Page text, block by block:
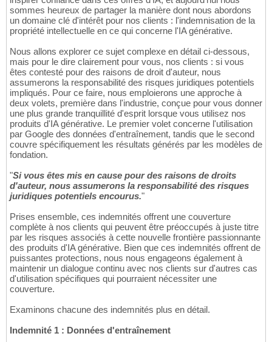
sommes heureux de partager la manière dont nous abordons
un domaine clé d'intérêt pour nos clients : l'indemnisation de la
propriété intellectuelle en ce qui concerne l'IA générative.
Nous allons explorer ce sujet complexe en détail ci-dessous,
mais pour le dire clairement pour vous, nos clients : si vous
êtes contesté pour des raisons de droit d'auteur, nous
assumerons la responsabilité des risques juridiques potentiels
impliqués. Pour ce faire, nous emploierons une approche à
deux volets, première dans l'industrie, conçue pour vous donner
une plus grande tranquillité d'esprit lorsque vous utilisez nos
produits d'IA générative. Le premier volet concerne l'utilisation
par Google des données d'entraînement, tandis que le second
couvre spécifiquement les résultats générés par les modèles de
fondation.
"Si vous êtes mis en cause pour des raisons de droits
d'auteur, nous assumerons la responsabilité des risques
juridiques potentiels encourus."
Prises ensemble, ces indemnités offrent une couverture
complète à nos clients qui peuvent être préoccupés à juste titre
par les risques associés à cette nouvelle frontière passionnante
des produits d'IA générative. Bien que ces indemnités offrent de
puissantes protections, nous nous engageons également à
maintenir un dialogue continu avec nos clients sur d'autres cas
d'utilisation spécifiques qui pourraient nécessiter une
couverture.
Examinons chacune des indemnités plus en détail.
Indemnité 1 : Données d'entraînement